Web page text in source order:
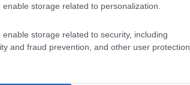
storage related to personalization.
storage related to security, including
and fraud prevention, and other user protection.